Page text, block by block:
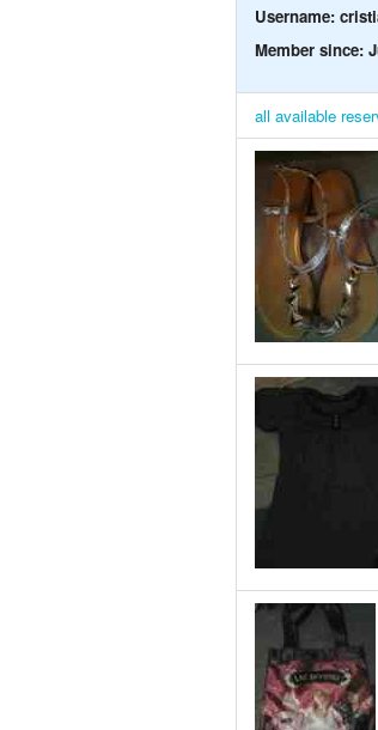
Username:
Member since:
all available